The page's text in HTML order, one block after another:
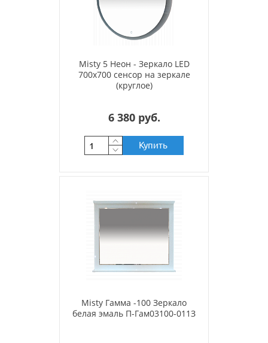
Misty 5 Неон - Зеркало LED
700х700 сенсор на зеркале
(круглое)
6 380 руб.
Купить
Misty Гамма -100 Зеркало
белая эмаль П-Гам03100-011З